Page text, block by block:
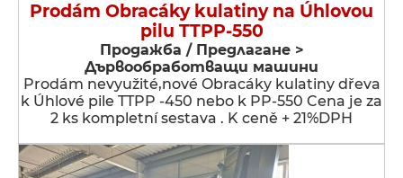
Prodám Obracáky kulatiny na Úhlovou
pilu TTPP-550
Продажба / Предлагане >
Дървообработващи машини
Prodám nevyužité,nové Obracáky kulatiny dřeva
k Úhlové pile TTPP -450 nebo k PP-550 Cena je za
2 ks kompletní sestava . K ceně + 21%DPH